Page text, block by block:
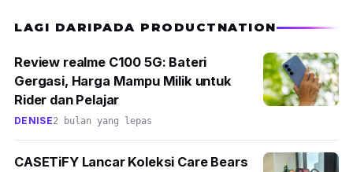
LAGI DARIPADA PRODUCTNATION
Review realme C100 5G: Bateri
Gergasi, Harga Mampu Milik untuk
Rider dan Pelajar
DENISE2 bulan yang lepas
CASETiFY Lancar Koleksi Care Bears